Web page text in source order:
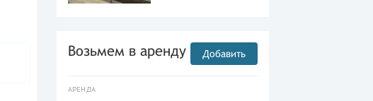
Возьмем в аренду Добавить
АРЕНДА